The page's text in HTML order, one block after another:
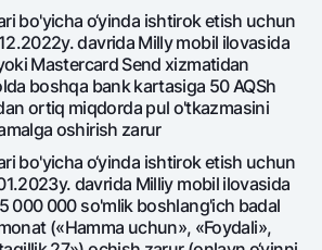
qayta ishlashga rozilik berish
bo'yicha o‘yinda ishtirok etish uchun
davrida Milly mobil ilovasida
Mastercard Send xizmatidan
boshqa bank kartasiga 50 AQSh
ortiq miqdorda pul o'tkazmasini
oshirish zarur
bo'yicha o‘yinda ishtirok etish uchun
davrida Milliy mobil ilovasida
000 000 so'mlik boshlang'ich badal
(«Hamma uchun», «Foydali»,